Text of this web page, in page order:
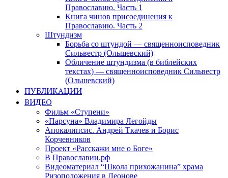
Православию. Часть 1
Книга чинов присоединения к
Православию. Часть 2
Штундизм
Борьба со штундой — священноисповедник
Сильвестр (Ольшевский)
Обличение штундизма (в библейских
текстах) — священноисповедник Сильвестр
(Ольшевский)
ПУБЛИКАЦИИ
ВИДЕО
Фильм «Ступени»
«Парсуна» Владимира Легойды
Апокалипсис. Андрей Ткачев и Борис
Корчевников
Проект «Расскажи мне о Боге»
В Православии.рф
Видеоматериал “Школа прихожанина” храма
Ризоположения в Леонове